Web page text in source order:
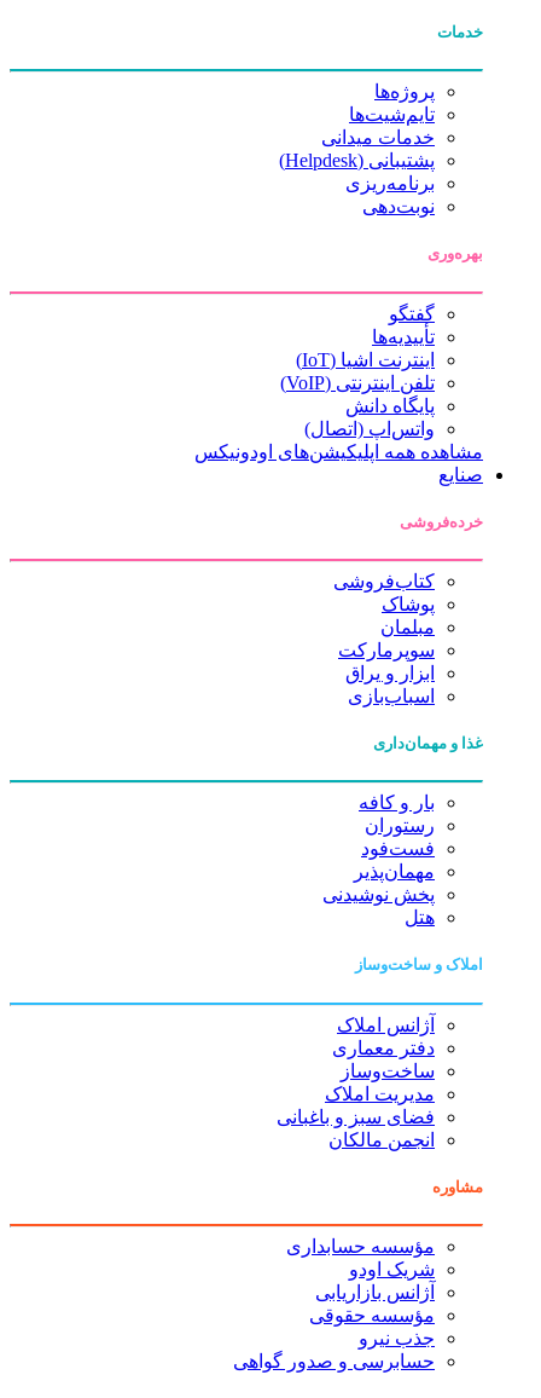
خدمات
پروژه‌ها
تایم‌شیت‌ها
خدمات میدانی
پشتیبانی (Helpdesk)
برنامه‌ریزی
نوبت‌دهی
بهره‌وری
گفتگو
تأییدیه‌ها
اینترنت اشیا (IoT)
تلفن اینترنتی (VoIP)
پایگاه دانش
واتس‌اپ (اتصال)
مشاهده همه اپلیکیشن‌های اودونیکس
صنایع
خرده‌فروشی
کتاب‌فروشی
پوشاک
مبلمان
سوپرمارکت
ابزار و یراق
اسباب‌بازی
غذا و مهمان‌داری
بار و کافه
رستوران
فست‌فود
مهمان‌پذیر
پخش نوشیدنی
هتل
املاک و ساخت‌وساز
آژانس املاک
دفتر معماری
ساخت‌وساز
مدیریت املاک
فضای سبز و باغبانی
انجمن مالکان
مشاوره
مؤسسه حسابداری
شریک اودو
آژانس بازاریابی
مؤسسه حقوقی
جذب نیرو
حسابرسی و صدور گواهی